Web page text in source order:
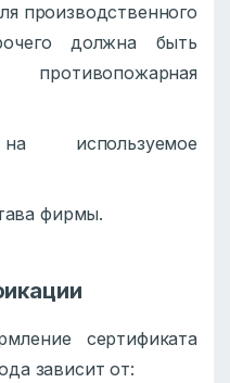
производственного
должна быть
используемое
фирмы.
сертификата
зависит от: